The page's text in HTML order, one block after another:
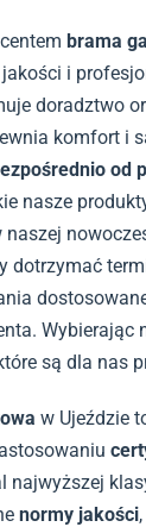
brama
i
doradztwo
komfort i
od
nasze
naszej
dotrzymać
Wybierając
są dla nas
w Ujeździe
najwyższej
normy jakości